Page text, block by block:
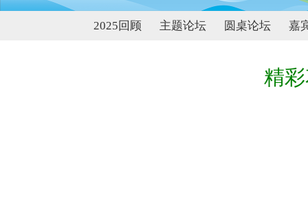
2025回顾 主题论坛 圆桌论坛 嘉
精